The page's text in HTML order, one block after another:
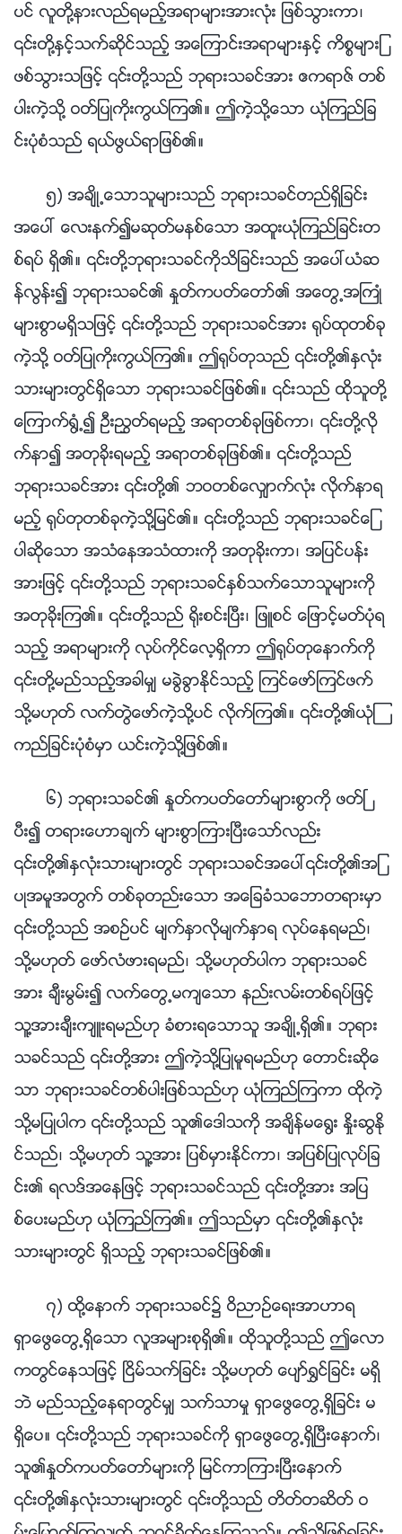
ပင္ လူတို႔နားလည္ရမည့္အရာမ်ားအားလုံး ျဖစ္သြားကာ၊
၎တို႔ႏွင့္သက္ဆိုင္သည့္ အေၾကာင္းအရာမ်ားႏွင့္ ကိစၥမ်ားျ
ဖစ္သြားသျဖင့္ ၎တို႔သည္ ဘုရားသခင္အား ဧကရာဇ္ တစ္
ပါးကဲ့သို႔ ဝတ္ျပဳကိုးကြယ္ၾက၏။ ဤကဲ့သို႔ေသာ ယုံၾကည္ျခ
င္းပုံစံသည္ ရယ္ဖြယ္ရာျဖစ္၏။
၅) အခ်ိဳ႕ေသာသူမ်ားသည္ ဘုရားသခင္တည္ရွိျခင္း
အေပၚ ေလးနက္၍မဆုတ္မနစ္ေသာ အထူးယုံၾကည္ျခင္းတ
စ္ရပ္ ရွိ၏။ ၎တို႔ဘုရားသခင္ကိုသိျခင္းသည္ အေပၚယံဆ
န္လြန္း၍ ဘုရားသခင္၏ ႏႈတ္ကပတ္ေတာ္၏ အေတြ႕အႀကဳံ
မ်ားစြာမရွိသျဖင့္ ၎တို႔သည္ ဘုရားသခင္အား ႐ုပ္ထုတစ္ခု
ကဲ့သို႔ ဝတ္ျပဳကိုးကြယ္ၾက၏။ ဤ႐ုပ္တုသည္ ၎တို႔၏ႏွလုံး
သားမ်ားတြင္ရွိေသာ ဘုရားသခင္ျဖစ္၏။ ၎သည္ ထိုသူတို႔
ေၾကာက္႐ြံ႕၍ ဦးၫႊတ္ရမည့္ အရာတစ္ခုျဖစ္ကာ၊ ၎တို႔လို
က္နာ၍ အတုခိုးရမည့္ အရာတစ္ခုျဖစ္၏။ ၎တို႔သည္
ဘုရားသခင္အား ၎တို႔၏ ဘဝတစ္ေလွ်ာက္လုံး လိုက္နာရ
မည့္ ႐ုပ္တုတစ္ခုကဲ့သို႔ျမင္၏။ ၎တို႔သည္ ဘုရားသခင္ေျ
ပာဆိုေသာ အသံေနအသံထားကို အတုခိုးကာ၊ အျပင္ပန္း
အားျဖင့္ ၎တို႔သည္ ဘုရားသခင္ႏွစ္သက္ေသာသူမ်ားကို
အတုခိုးၾက၏။ ၎တို႔သည္ ႐ိုးစင္းၿပီး၊ ျဖဴစင္ ေျဖာင့္မတ္ပုံရ
သည့္ အရာမ်ားကို လုပ္ကိုင္ေလ့ရွိကာ ဤ႐ုပ္တုေနာက္ကို
၎တို႔မည္သည့္အခါမွ် မခြဲခြာႏိုင္သည့္ ၾကင္ေဖာ္ၾကင္ဖက္
သို႔မဟုတ္ လက္တြဲေဖာ္ကဲ့သို႔ပင္ လိုက္ၾက၏။ ၎တို႔၏ယုံၾ
ကည္ျခင္းပုံစံမွာ ယင္းကဲ့သို႔ျဖစ္၏။
၆) ဘုရားသခင္၏ ႏႈတ္ကပတ္ေတာ္မ်ားစြာကို ဖတ္ၿ
ပီး၍ တရားေဟာခ်က္ မ်ားစြာၾကားၿပီးေသာ္လည္း
၎တို႔၏ႏွလုံးသားမ်ားတြင္ ဘုရားသခင္အေပၚ၎တို႔၏အျ
ပဳအမူအတြက္ တစ္ခုတည္းေသာ အေျခခံသေဘာတရားမွာ
၎တို႔သည္ အစဥ္ပင္ မ်က္ႏွာလိုမ်က္ႏွာရ လုပ္ေနရမည္၊
သို႔မဟုတ္ ေဖာ္လံဖားရမည္၊ သို႔မဟုတ္ပါက ဘုရားသခင္
အား ခ်ီးမြမ္း၍ လက္ေတြ႕မက်ေသာ နည္းလမ္းတစ္ရပ္ျဖင့္
သူ႔အားခ်ီးက်ဴးရမည္ဟု ခံစားရေသာသူ အခ်ိဳ႕ရွိ၏။ ဘုရား
သခင္သည္ ၎တို႔အား ဤကဲ့သို႔ျပဳမူရမည္ဟု ေတာင္းဆိုေ
သာ ဘုရားသခင္တစ္ပါးျဖစ္သည္ဟု ယုံၾကည္ၾကကာ ထိုကဲ့
သို႔မျပဳပါက ၎တို႔သည္ သူ၏ေဒါသကို အခ်ိန္မေ႐ြး ႏႈိးဆြႏို
င္သည္၊ သို႔မဟုတ္ သူ႔အား ျပစ္မွားႏိုင္ကာ၊ အျပစ္ျပဳလုပ္ျခ
င္း၏ ရလဒ္အေနျဖင့္ ဘုရားသခင္သည္ ၎တို႔အား အျပ
စ္ေပးမည္ဟု ယုံၾကည္ၾက၏။ ဤသည္မွာ ၎တို႔၏ႏွလုံး
သားမ်ားတြင္ ရွိသည့္ ဘုရားသခင္ျဖစ္၏။
၇) ထို႔ေနာက္ ဘုရားသခင္၌ ဝိညာဥ္ေရးအာဟာရ
ရွာေဖြေတြ႕ရွိေသာ လူအမ်ားစုရွိ၏။ ထိုသူတို႔သည္ ဤေလာ
ကတြင္ေနသျဖင့္ ၿငိမ္သက္ျခင္း သို႔မဟုတ္ ေပ်ာ္႐ႊင္ျခင္း မရွိ
ဘဲ မည္သည့္ေနရာတြင္မွ် သက္သာမႈ ရွာေဖြေတြ႕ရွိျခင္း မ
ရွိေပ။ ၎တို႔သည္ ဘုရားသခင္ကို ရွာေဖြေတြ႕ရွိၿပီးေနာက္၊
သူ၏ႏႈတ္ကပတ္ေတာ္မ်ားကို ျမင္ကာၾကားၿပီးေနာက္
၎တို႔၏ႏွလုံးသားမ်ားတြင္ ၎တို႔သည္ တိတ္တဆိတ္ ဝ